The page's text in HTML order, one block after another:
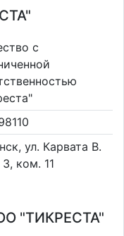
с
ул. Карвата В.
ком. 11
"ТИКРЕСТА"